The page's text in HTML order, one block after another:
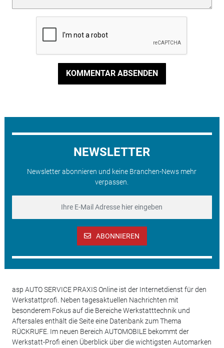
KOMMENTAR ABSENDEN
NEWSLETTER
Newsletter abonnieren und keine Branchen-News mehr
verpassen.
ABONNIEREN
asp AUTO SERVICE PRAXIS Online ist der Internetdienst für den
Werkstattprofi. Neben tagesaktuellen Nachrichten mit
besonderem Fokus auf die Bereiche Werkstatttechnik und
Aftersales enthält die Seite eine Datenbank zum Thema
RÜCKRUFE. Im neuen Bereich AUTOMOBILE bekommt der
Werkstatt-Profi einen Überblick über die wichtigsten Automarken